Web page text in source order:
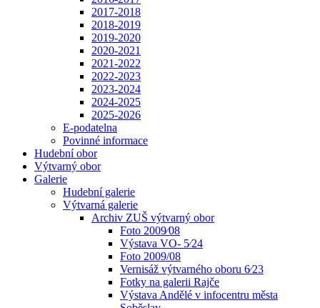
2017-2018
2018-2019
2019-2020
2020-2021
2021-2022
2022-2023
2023-2024
2024-2025
2025-2026
E-podatelna
Povinné informace
Hudební obor
Výtvarný obor
Galerie
Hudební galerie
Výtvarná galerie
Archiv ZUŠ výtvarný obor
Foto 2009⁄08
Výstava VO- 5⁄24
Foto 2009/08
Vernisáž výtvarného oboru 6⁄23
Fotky na galerii Rajče
Výstava Andělé v infocentru města